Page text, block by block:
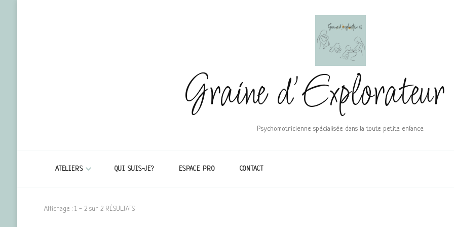
Graine
Psychomotricienne spécialisée dans la toute petite enfance
ATELIERS QUI SUIS-JE? ESPACE PRO CONTACT
Affichage : 1 - 2 sur 2 RÉSULTATS